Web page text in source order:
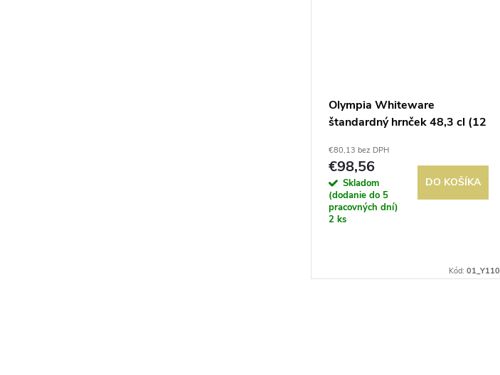
Olympia Whiteware
štandardný hrnček 48,3 cl (12
€80,13 bez DPH
€98,56
Skladom
(dodanie do 5
pracovných dní)
2 ks
DO KOŠÍKA
Kód:01_Y110